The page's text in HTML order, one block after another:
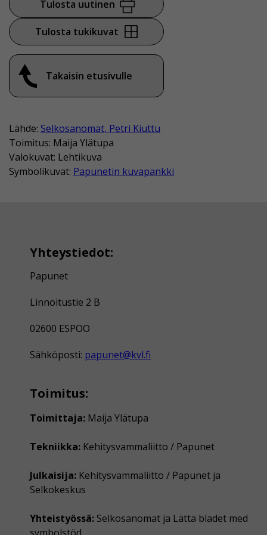
Tulosta uutinen
Tulosta tukikuvat
Takaisin etusivulle
Lähde: Selkosanomat, Petri Kiuttu
Toimitus: Maija Ylätupa
Valokuvat: Lehtikuva
Symbolikuvat: Papunetin kuvapankki
Yhteystiedot:
Papunet
Linnoitustie 2 B
02600 ESPOO
Sähköposti: papunet@kvl.fi
Toimitus:
Toimittaja: Maija Ylätupa
Tekniikka: Kehitysvammaliitto / Papunet
Julkaisija: Kehitysvammaliitto / Papunet ja
Selkokeskus
Yhteistyössä: Selkosanomat ja Lätta bladet med